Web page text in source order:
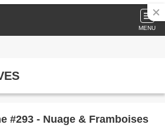
MENU
#293 - Nuage & Framboises